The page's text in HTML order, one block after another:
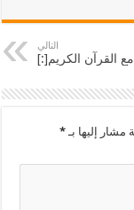
التالي
مشار إليها بـ*